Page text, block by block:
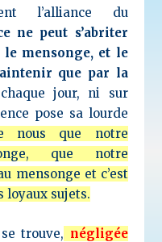
l’alliance du
ne peut s’abriter
mensonge, et le
que par la
jour, ni sur
pose sa lourde
nous que notre
que notre
mensonge et c’est
loyaux sujets.
trouve, négligée